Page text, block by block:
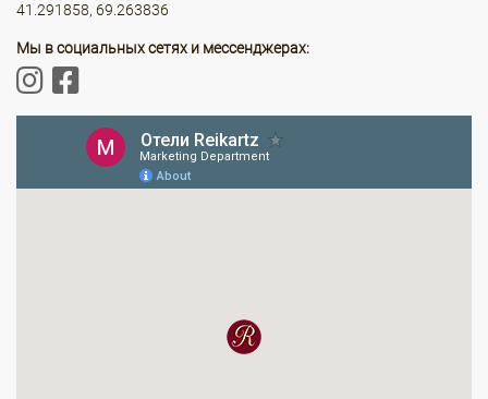
41.291858, 69.263836
Мы в социальных сетях и мессенджерах: